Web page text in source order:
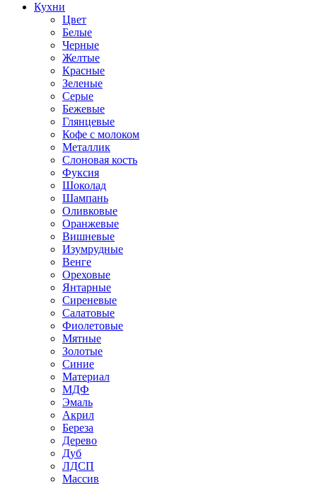
Кухни
Цвет
Белые
Черные
Желтые
Красные
Зеленые
Серые
Бежевые
Глянцевые
Кофе с молоком
Металлик
Слоновая кость
Фуксия
Шоколад
Шампань
Оливковые
Оранжевые
Вишневые
Изумрудные
Венге
Ореховые
Янтарные
Сиреневые
Салатовые
Фиолетовые
Мятные
Золотые
Синие
Материал
МДФ
Эмаль
Акрил
Береза
Дерево
Дуб
ЛДСП
Массив